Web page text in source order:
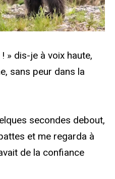
» dis-je à voix haute,
sans peur dans la
secondes debout,
et me regarda à
de la confiance